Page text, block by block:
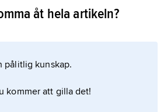
(30 km
(150 km cykel),
(15 km löpning).
åt hela artikeln?
pålitlig kunskap.
kommer att gilla det!